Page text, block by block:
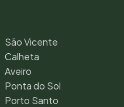
São Vicente
Calheta
Aveiro
Ponta do Sol
Porto Santo